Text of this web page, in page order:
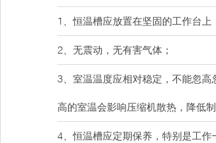
1、恒温槽应放置在坚固的工作台上
2、无震动，无有害气体；
3、室温温度应相对稳定，不能忽
高的室温会影响压缩机散热，降低
4、恒温槽应定期保养，特别是工